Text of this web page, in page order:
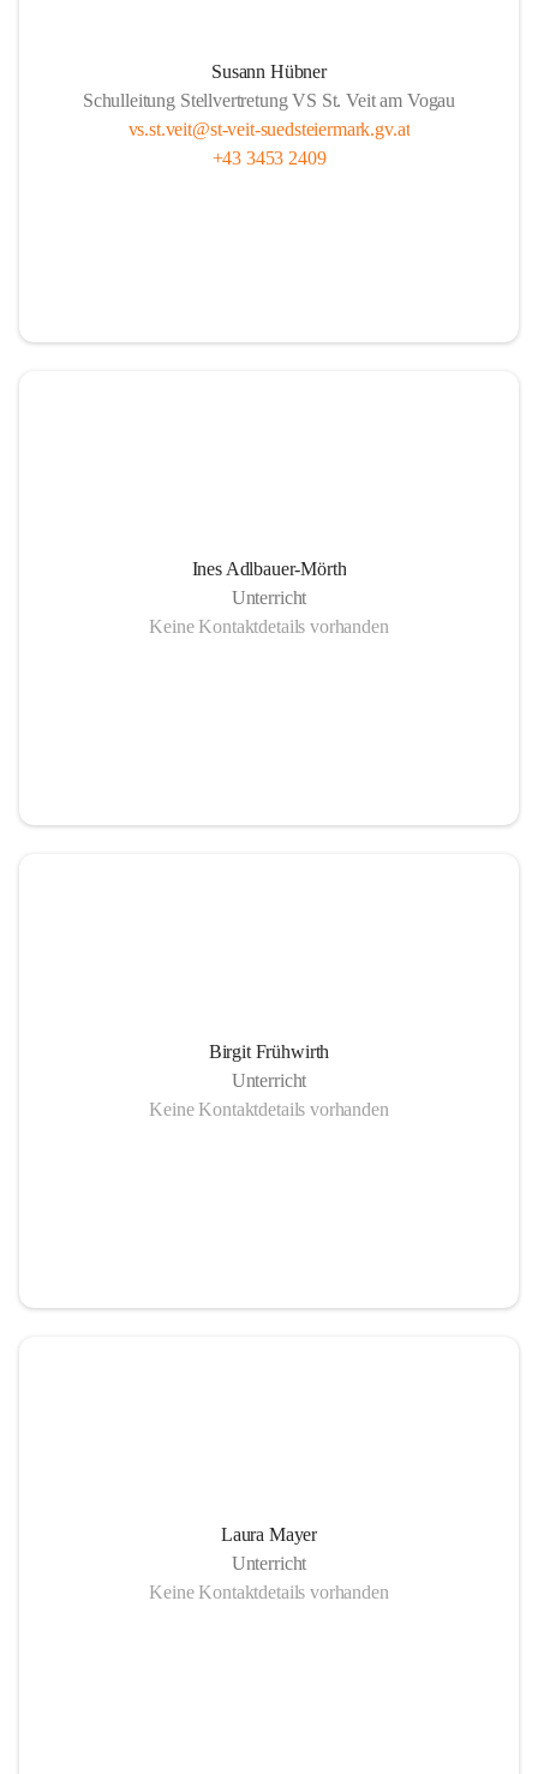
Susann Hübner
Schulleitung Stellvertretung VS St. Veit am Vogau
vs.st.veit@st-veit-suedsteiermark.gv.at
+43 3453 2409
Ines Adlbauer-Mörth
Unterricht
Keine Kontaktdetails vorhanden
Birgit Frühwirth
Unterricht
Keine Kontaktdetails vorhanden
Laura Mayer
Unterricht
Keine Kontaktdetails vorhanden